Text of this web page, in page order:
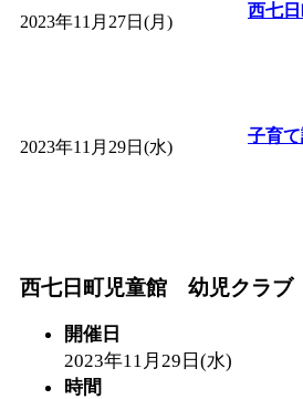
2023年11月27日(月)
西七
2023年11月29日(水)
子育て
西七日町児童館 幼児クラブ
開催日
2023年11月29日(水)
時間